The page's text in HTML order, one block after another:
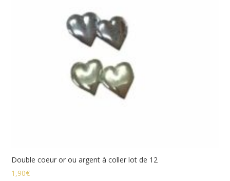
Double coeur or ou argent à coller lot de 12
1,90€